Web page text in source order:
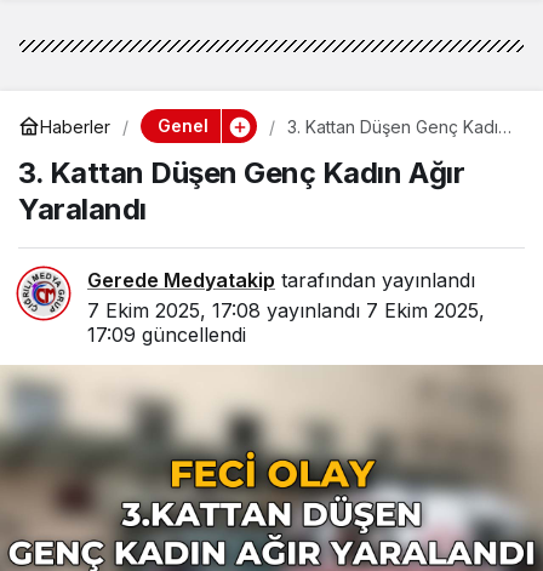
Haberler Genel
3. Kattan Düşen Genç Kadın
3. Kattan Düşen Genç Kadın Ağır
Yaralandı
Gerede Medyatakip tarafından yayınlandı
7 Ekim 2025, 17:08 yayınlandı 7 Ekim 2025,
17:09 güncellendi